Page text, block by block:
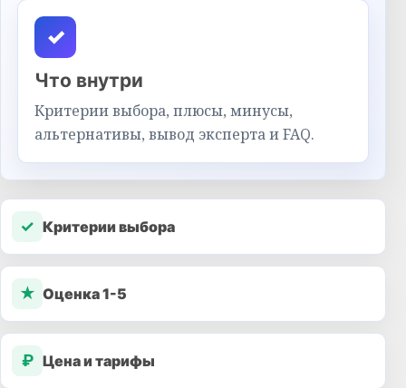
✓
Что внутри
Критерии выбора, плюсы, минусы,
альтернативы, вывод эксперта и FAQ.
✓ Критерии выбора
★ Оценка 1-5
₽ Цена и тарифы